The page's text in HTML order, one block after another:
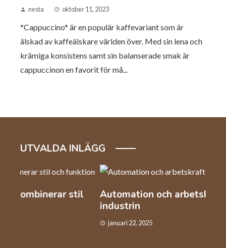
nesta oktober 11, 2023
*Cappuccino* är en populär kaffevariant som är
älskad av kaffeälskare världen över. Med sin lena och
krämiga konsistens samt sin balanserade smak är
cappuccinon en favorit för må...
UTVALDA INLÄGG
Automation och arbetskraft inom